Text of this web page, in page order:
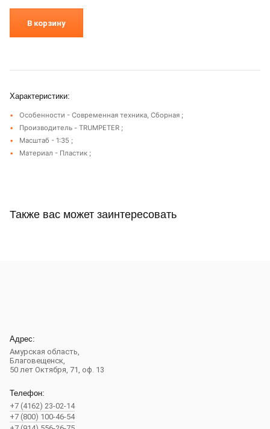
В корзину
Характеристики:
Особенности - Современная техника, Сборная ;
Производитель - TRUMPETER ;
Масштаб - 1:35 ;
Материал - Пластик ;
Также вас может заинтересовать
Адрес:
Амурская область,
Благовещенск,
50 лет Октября, 71, оф. 13
Телефон:
+7 (4162) 23-02-14
+7 (800) 100-46-54